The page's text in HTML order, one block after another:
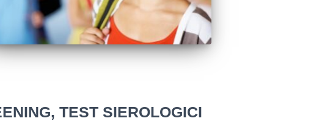
TEST SIEROLOGICI